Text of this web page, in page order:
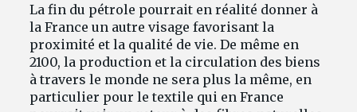
La fin du pétrole pourrait en réalité donner à
la France un autre visage favorisant la
proximité et la qualité de vie. De même en
2100, la production et la circulation des biens
à travers le monde ne sera plus la même, en
particulier pour le textile qui en France